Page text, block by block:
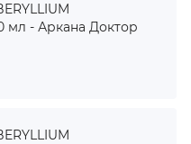
мл - Аркана Доктор